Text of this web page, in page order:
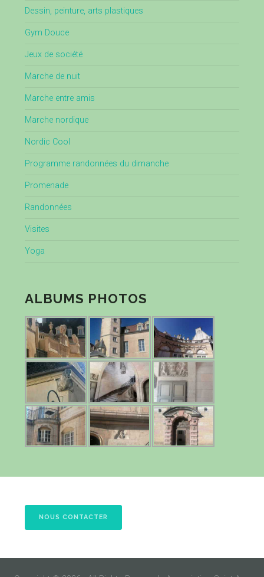
Dessin, peinture, arts plastiques
Gym Douce
Jeux de société
Marche de nuit
Marche entre amis
Marche nordique
Nordic Cool
Programme randonnées du dimanche
Promenade
Randonnées
Visites
Yoga
ALBUMS PHOTOS
NOUS CONTACTER